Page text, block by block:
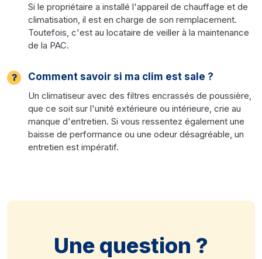
Si le propriétaire a installé l'appareil de chauffage et de
climatisation, il est en charge de son remplacement.
Toutefois, c'est au locataire de veiller à la maintenance
de la PAC.
Comment savoir si ma clim est sale ?
Un climatiseur avec des filtres encrassés de poussière,
que ce soit sur l'unité extérieure ou intérieure, crie au
manque d'entretien. Si vous ressentez également une
baisse de performance ou une odeur désagréable, un
entretien est impératif.
Une question ?